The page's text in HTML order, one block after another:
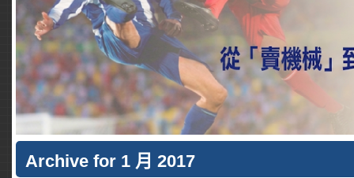
Archive for 1 月 2017